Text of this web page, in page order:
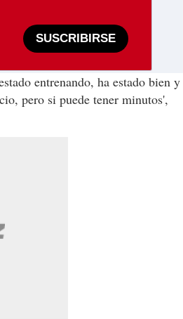
SUSCRIBIRSE
entrenando, ha estado bien y
pero si puede tener minutos',